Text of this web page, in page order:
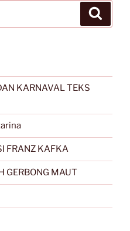
KARNAVAL TEKS
FRANZ KAFKA
GERBONG MAUT